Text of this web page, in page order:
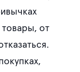
товары, от